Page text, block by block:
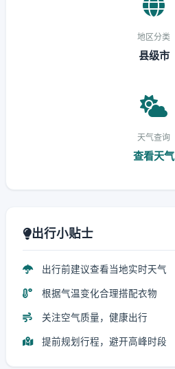
地区分类
县级市
天气查询
查看天气
出行小贴士
出行前建议查看当地实时天气
根据气温变化合理搭配衣物
关注空气质量，健康出行
提前规划行程，避开高峰时段